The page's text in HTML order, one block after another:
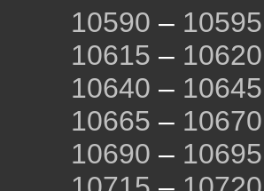
10590 – 10595
10615 – 10620
10640 – 10645
10665 – 10670
10690 – 10695